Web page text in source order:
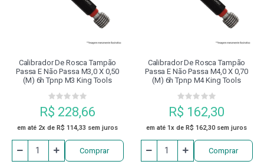
Calibrador De Rosca Tampão
Passa E Não Passa M3,0 X 0,50
(m) 6h Tpnp M3 King Tools
R$ 228,66
em até 2x de R$ 114,33 sem juros
Comprar
Calibrador De Rosca Tampão
Passa E Não Passa M4,0 X 0,70
(m) 6h Tpnp M4 King Tools
R$ 162,30
em até 1x de R$ 162,30 sem juros
Comprar